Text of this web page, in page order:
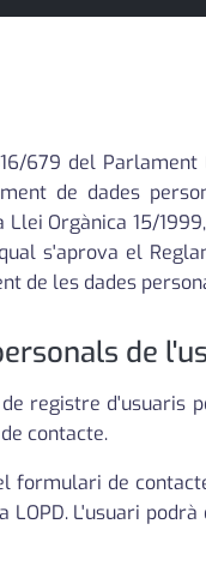
679 del
de dades
Orgànica 15/
s'aprova el
de les dades
de
registre d'usuaris
contacte.
formulari de
L'usuari